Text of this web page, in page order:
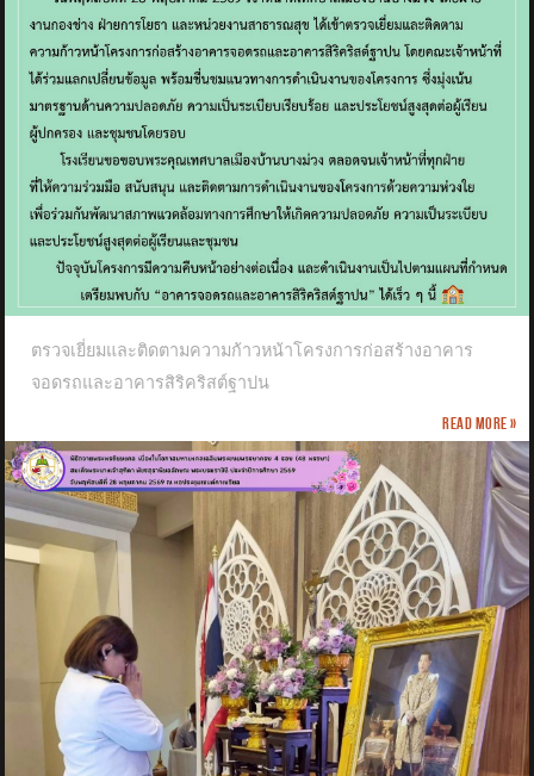
ตรวจเยี่ยมและติดตามความก้าวหน้าโครงการก่อสร้างอาคาร
จอดรถและอาคารสิริคริสต์ฐาปน
Read more »